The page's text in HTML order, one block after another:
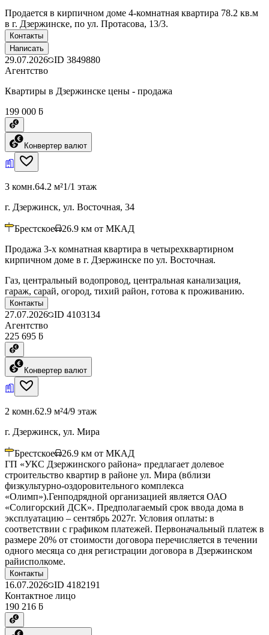
Продается в кирпичном доме 4-комнатная квартира 78.2 кв.м
в г. Дзержинске, по ул. Протасова, 13/3.
Контакты
Написать
29.07.2026 ID 3849880
Агентство
Квартиры в Дзержинске цены - продажа
199 000 ƃ
Конвертер валют
3 комн.64.2 м²1/1 этаж
г. Дзержинск, ул. Восточная, 34
Брестское 26.9 км от МКАД
Продажа 3-х комнатная квартира в четырехквартирном
кирпичном доме в г. Дзержинске по ул. Восточная.
Газ, центральный водопровод, центральная канализация,
гараж, сарай, огород, тихий район, готова к проживанию.
Контакты
27.07.2026 ID 4103134
Агентство
225 695 ƃ
Конвертер валют
2 комн.62.9 м²4/9 этаж
г. Дзержинск, ул. Мира
Брестское 26.9 км от МКАД
ГП «УКС Дзержинского района» предлагает долевое
строительство квартир в районе ул. Мира (вблизи
физкультурно-оздоровительного комплекса
«Олимп»).Генподрядной организацией является ОАО
«Солигорский ДСК». Предполагаемый срок ввода дома в
эксплуатацию – сентябрь 2027г. Условия оплаты: в
соответствии с графиком платежей. Первоначальный платеж в
размере 20% от стоимости договора перечисляется в течении
одного месяца со дня регистрации договора в Дзержинском
райисполкоме.
Контакты
16.07.2026 ID 4182191
Контактное лицо
190 216 ƃ